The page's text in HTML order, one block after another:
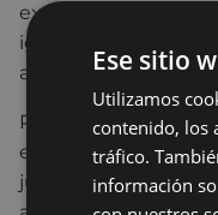
exclusivamente al
igualmente que las
al conjunto del
Para la declaración
el Ayuntamiento
justificativa, un
Ese sitio
Utilizamos
contenido, los
tráfico.
información